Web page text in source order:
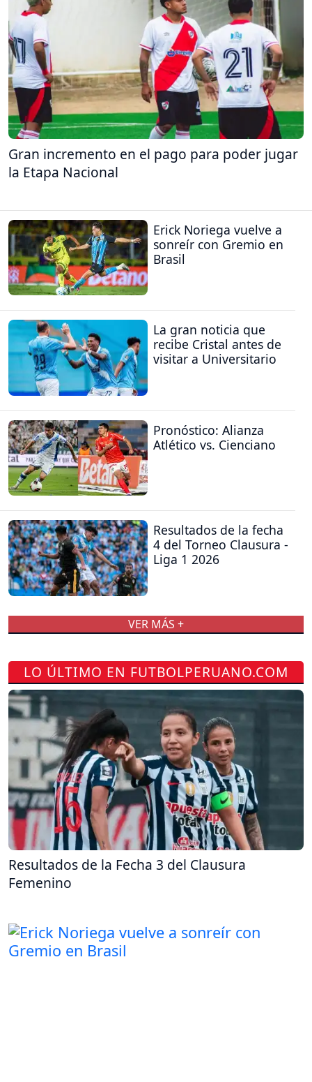
Gran incremento en el pago para poder jugar
la Etapa Nacional
Erick Noriega vuelve a
sonreír con Gremio en
Brasil
La gran noticia que
recibe Cristal antes de
visitar a Universitario
Pronóstico: Alianza
Atlético vs. Cienciano
Resultados de la fecha
4 del Torneo Clausura -
Liga 1 2026
VER MÁS +
LO ÚLTIMO EN FUTBOLPERUANO.COM
Resultados de la Fecha 3 del Clausura
Femenino